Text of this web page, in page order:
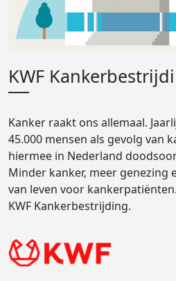
KWF
Kanker raakt ons allemaal.
45.000 mensen als gevolg van
hiermee in Nederland
Minder kanker, meer genezing
van leven voor
KWF Kankerbestrijding.